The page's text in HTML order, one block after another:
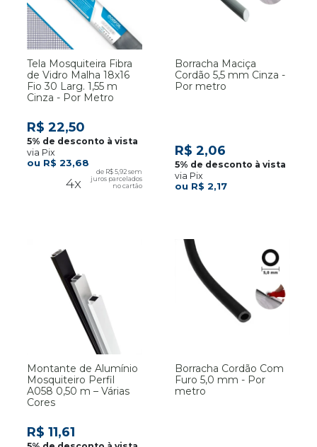
Tela Mosquiteira Fibra
de Vidro Malha 18x16
Fio 30 Larg. 1,55 m
Cinza - Por Metro
R$ 23,68
4x
R$ 5,92
R$ 22,50
via Pix
Borracha Maciça
Cordão 5,5 mm Cinza -
Por metro
R$ 2,17
R$ 2,06
via Pix
Montante de Alumínio
Mosquiteiro Perfil
A058 0,50 m – Várias
Cores
R$ 11,61
Borracha Cordão Com
Furo 5,0 mm - Por
metro